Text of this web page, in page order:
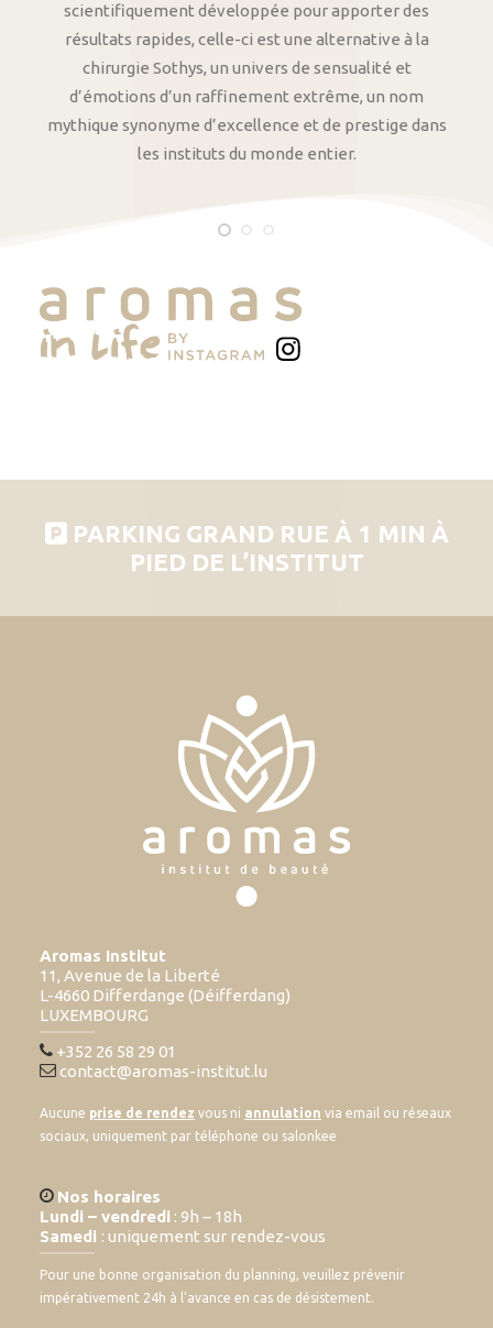
scientifiquement développée pour apporter des
résultats rapides, celle-ci est une alternative à la
chirurgie Sothys, un univers de sensualité et
d’émotions d’un raffinement extrême, un nom
mythique synonyme d’excellence et de prestige dans
les instituts du monde entier.
PARKING GRAND RUE À 1 MIN À
PIED DE L’INSTITUT
Aromas Institut
11, Avenue de la Liberté
L-4660 Differdange (Déifferdang)
LUXEMBOURG
+352 26 58 29 01
contact@aromas-institut.lu
Aucune prise de rendez vous ni annulation via email ou réseaux
sociaux, uniquement par téléphone ou salonkee
Nos horaires
Lundi – vendredi : 9h – 18h
Samedi : uniquement sur rendez-vous
Pour une bonne organisation du planning, veuillez prévenir
impérativement 24h à l’avance en cas de désistement.